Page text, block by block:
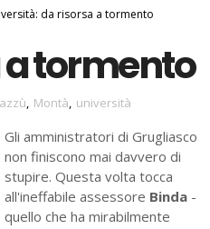
da risorsa a tormento
tormento
, Montà, università
Gli amministratori di Grugliasco
non finiscono mai davvero di
stupire. Questa volta tocca
all'ineffabile assessore Binda -
quello che ha mirabilmente